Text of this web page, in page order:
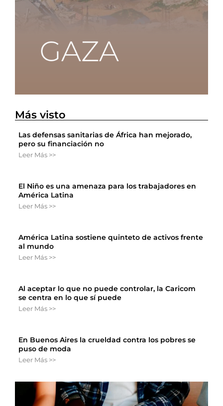
Más visto
Las defensas sanitarias de África han mejorado,
pero su financiación no
Leer Más >>
El Niño es una amenaza para los trabajadores en
América Latina
Leer Más >>
América Latina sostiene quinteto de activos frente
al mundo
Leer Más >>
Al aceptar lo que no puede controlar, la Caricom
se centra en lo que sí puede
Leer Más >>
En Buenos Aires la crueldad contra los pobres se
puso de moda
Leer Más >>